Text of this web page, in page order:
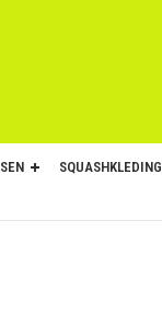
SQUASHKLEDING